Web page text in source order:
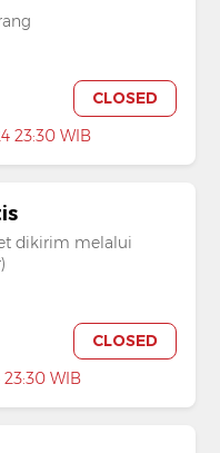
CLOSED
23:30 WIB
dikirim melalui
CLOSED
WIB